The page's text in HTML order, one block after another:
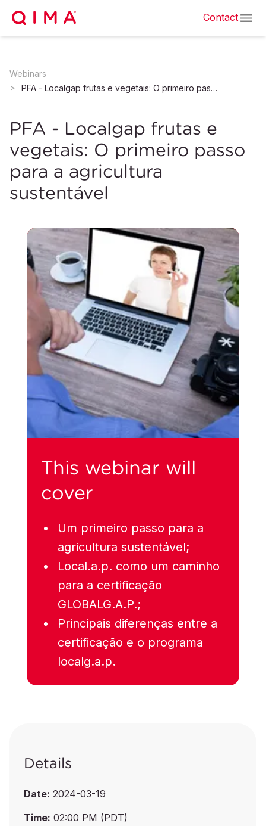
Contact
Webinars
PFA - Localgap frutas e vegetais: O primeiro passo para a agricultura sustentável
PFA - Localgap frutas e
vegetais: O primeiro passo
para a agricultura
sustentável
This webinar will
cover
Um primeiro passo para a
agricultura sustentável;
Local.a.p. como um caminho
para a certificação
GLOBALG.A.P.;
Principais diferenças entre a
certificação e o programa
localg.a.p.
Details
Date: 2024-03-19
Time: 02:00 PM (PDT)